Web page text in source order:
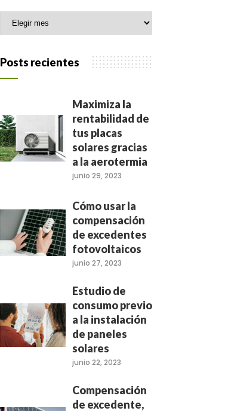
Archivo
Posts recientes
Maximiza la
rentabilidad de
tus placas
solares gracias
a la aerotermia
junio 29, 2023
Cómo usar la
compensación
de excedentes
fotovoltaicos
junio 27, 2023
Estudio de
consumo previo
a la instalación
de paneles
solares
junio 22, 2023
Compensación
de excedente,